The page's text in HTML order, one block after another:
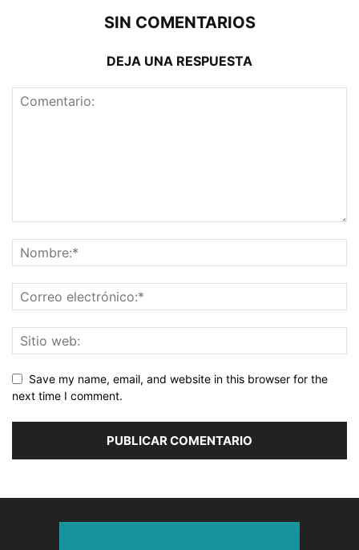
SIN COMENTARIOS
DEJA UNA RESPUESTA
Save my name, email, and website in this browser for the
next time I comment.